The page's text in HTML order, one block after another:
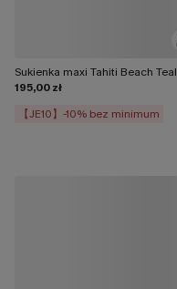
Sukienka maxi Tahiti Beach Teal
195,00 zł
【JE10】-10% bez minimum